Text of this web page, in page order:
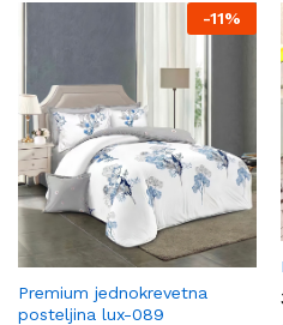
-11%
Premium jednokrevetna
posteljina lux-089